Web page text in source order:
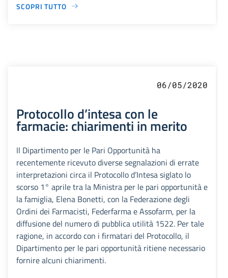
SCOPRI TUTTO
06/05/2020
Protocollo d’intesa con le
farmacie: chiarimenti in merito
Il Dipartimento per le Pari Opportunità ha
recentemente ricevuto diverse segnalazioni di errate
interpretazioni circa il Protocollo d’Intesa siglato lo
scorso 1° aprile tra la Ministra per le pari opportunità e
la famiglia, Elena Bonetti, con la Federazione degli
Ordini dei Farmacisti, Federfarma e Assofarm, per la
diffusione del numero di pubblica utilità 1522. Per tale
ragione, in accordo con i firmatari del Protocollo, il
Dipartimento per le pari opportunità ritiene necessario
fornire alcuni chiarimenti.